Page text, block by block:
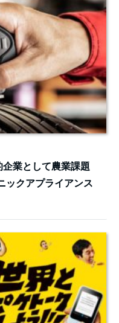
業として農業課題
ックアプライアンス